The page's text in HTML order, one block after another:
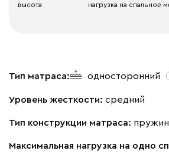
высота нагрузка на спальное
Тип матраса: односторонний
Уровень жесткости: средний
Тип конструкции матраса:
Максимальная нагрузка на одно